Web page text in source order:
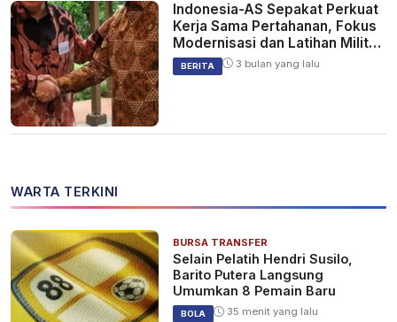
Indonesia-AS Sepakat Perkuat
Kerja Sama Pertahanan, Fokus
Modernisasi dan Latihan Militer
Bersama
BERITA 3 bulan yang lalu
WARTA TERKINI
BURSA TRANSFER
Selain Pelatih Hendri Susilo,
Barito Putera Langsung
Umumkan 8 Pemain Baru
BOLA 35 menit yang lalu